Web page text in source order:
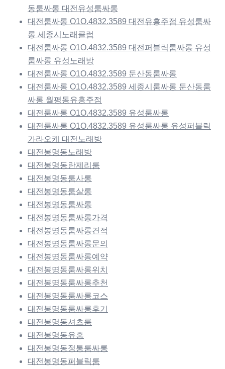
동룸싸롱 대전유성룸싸롱
대전룸싸롱 O1O.4832.3589 대전유흥주점 유성룸싸
롱 세종시노래클럽
대전룸싸롱 O1O.4832.3589 대전퍼블릭룸싸롱 유성
룸싸롱 유성노래방
대전룸싸롱 O1O.4832.3589 둔산동룸싸롱
대전룸싸롱 O1O.4832.3589 세종시룸싸롱 둔산동룸
싸롱 월평동유흥주점
대전룸싸롱 O1O.4832.3589 유성룸싸롱
대전룸싸롱 O1O.4832.3589 유성룸싸롱 유성퍼블릭
가라오케 대전노래방
대전봉명동노래방
대전봉명동란제리룸
대전봉명동룸사롱
대전봉명동룸살롱
대전봉명동룸싸롱
대전봉명동룸싸롱가격
대전봉명동룸싸롱견적
대전봉명동룸싸롱문의
대전봉명동룸싸롱예약
대전봉명동룸싸롱위치
대전봉명동룸싸롱추천
대전봉명동룸싸롱코스
대전봉명동룸싸롱후기
대전봉명동셔츠룸
대전봉명동유흥
대전봉명동정통룸싸롱
대전봉명동퍼블릭룸